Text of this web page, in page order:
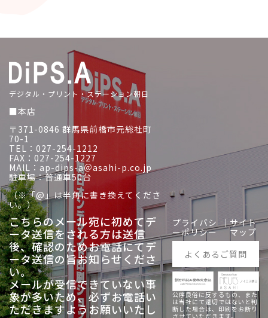
デジタル・プリント・ステーション朝日
■本店
〒371-0846 群馬県前橋市元総社町
70-1
TEL：027-254-1212
FAX：027-254-1227
MAIL：ap-dips-a＠asahi-p.co.jp
駐車場：普通車50台
（※「@」は半角に書き換えてくださ
い。）
こちらのメール宛に初めてデ
ータ送信をされる方は送信
後、確認のためお電話にてデ
ータ送信の旨お知らせくださ
い。
メールが受信できていない事
象が多いため、必ずお電話い
ただきますようお願いいたし
プライバシ
ーポリシー
｜サイト
マップ
よくあるご質問
公序良俗に反するもの、また
は当社にて適切ではないと判
断した場合は、印刷をお断り
させていただきます。